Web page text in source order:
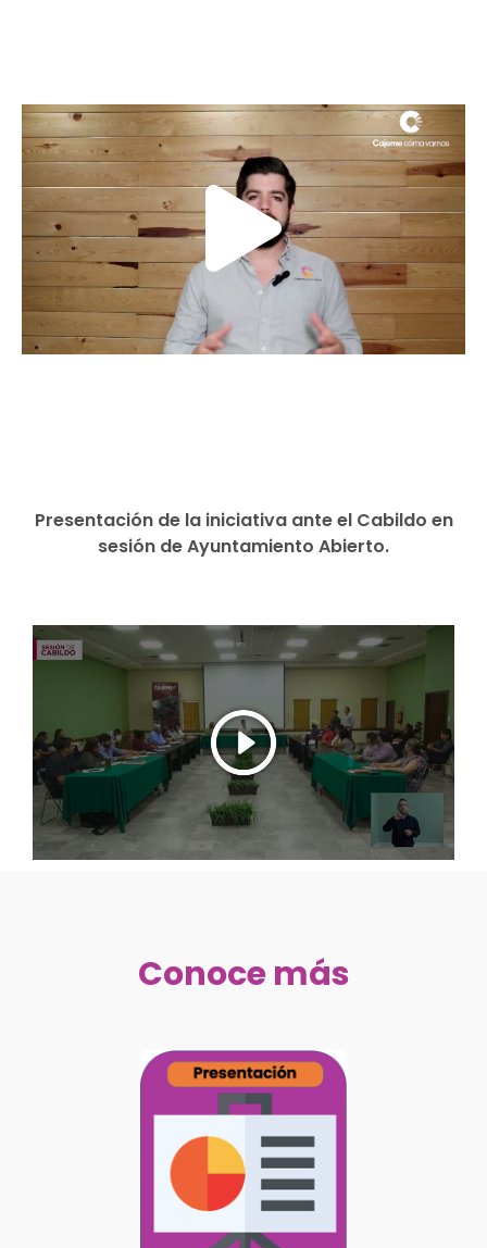
Presentación de la iniciativa ante el Cabildo en
sesión de Ayuntamiento Abierto.
Conoce más